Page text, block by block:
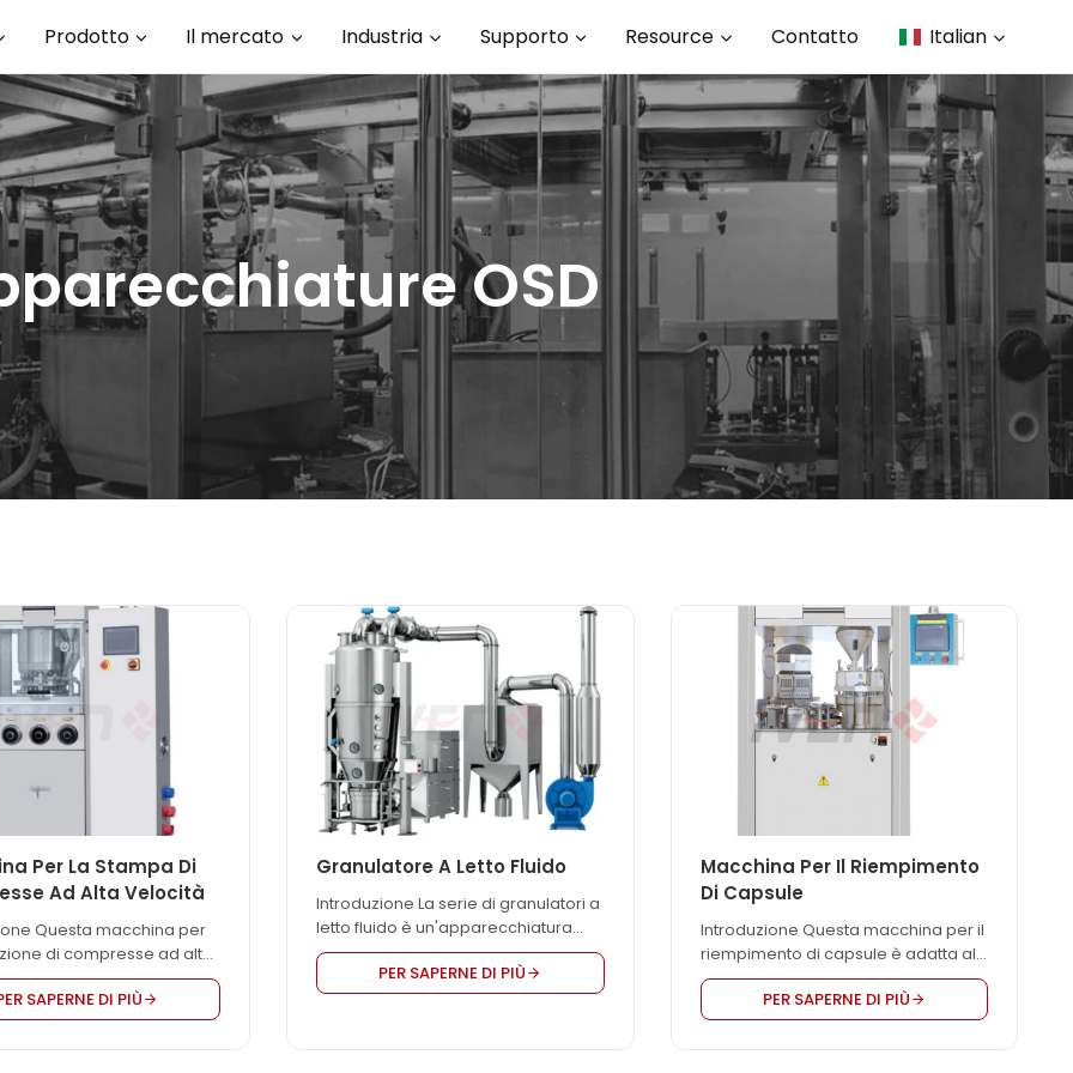
Prodotto Il mercato Industria Supporto Resource Contatto Italian
OSD
Per La Stampa Di
Ad Alta Velocità
Questa macchina per
di compresse ad alta
controllata da PLC e
uomo-macchina con
La pressione del
SAPERNE DI PIÙ
Granulatore A Letto Fluido
Introduzione La serie di granulatori a
letto fluido è un'apparecchiatura
ideale per l'essiccazione di prodotti
acquosi prodotti in modo
convenzionale. Progettato con
PER SAPERNE DI PIÙ
Macchina Per Il Riempimento
Di Capsule
Introduzione Questa macchina per il
riempimento di capsule è adatta al
riempimento di varie capsule
nazionali o importate. Questa
macchina è controllata da una
PER SAPERNE DI PIÙ